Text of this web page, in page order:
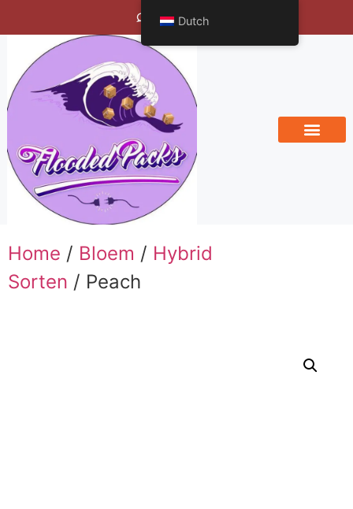
Bengals Vineyard
Home / Bloem / Hybrid
Sorten / Peach
Dutch